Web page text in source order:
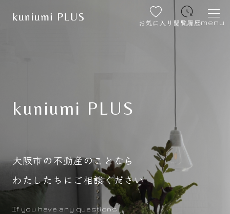
お気に入り 閲覧履歴menu
kuniumi PLUS
大阪市の不動産のことなら
わたしたちにご相談ください
If you have any questions